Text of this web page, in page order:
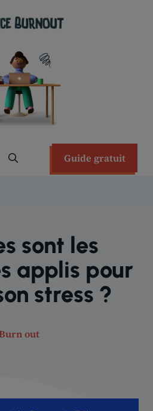
Guide gratuit
sont les
applis pour
stress ?
out